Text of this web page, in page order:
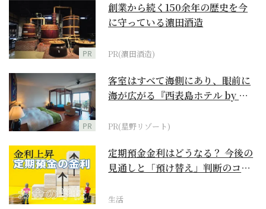
PR
創業から続く150余年の歴史を今
に守っている濵田酒造
PR(濵田酒造)
PR
客室はすべて海側にあり、眼前に
海が広がる『西表島ホテル by 星
PR(星野リゾート)
定期預金金利はどうなる？ 今後の
見通しと「預け替え」判断のコツ
生活